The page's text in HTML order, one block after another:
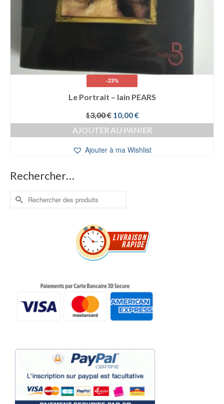
-23%
Le Portrait – Iain PEARS
13,00€ Le
prix
initial
13,00 €.
10,00€Le
prix
actuel
10,00 €.
AJOUTER AU PANIER
Ajouter à ma Wishlist
Rechercher…
Rechercher :